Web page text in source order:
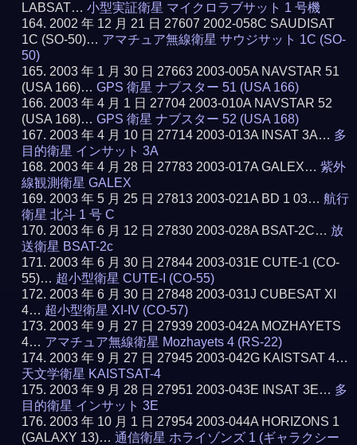
LABSAT…小型実証衛星 マイクロラブサット 1 号機
2002 年 12 月 21 日 27607 2002-058C SAUDISAT
1C (SO-50)… アマチュア無線衛星 サウジサット 1C (SO-
50)
2003 年 1 月 30 日 27663 2003-005A NAVSTAR 51
(USA 166)…GPS 衛星 ナブスター 51 (USA 166)
2003 年 4 月 1 日 27704 2003-010A NAVSTAR 52
(USA 168)…GPS 衛星 ナブスター 52 (USA 168)
2003 年 4 月 10 日 27714 2003-013A INSAT 3A… 多
目的衛星 インサット 3A
2003 年 4 月 28 日 27783 2003-017A GALEX…紫外
線観測衛星 GALEX
2003 年 5 月 25 日 27813 2003-021A BD 1 03…航行
衛星 北斗 1 号 C
2003 年 6 月 12 日 27830 2003-028A BSAT-2C… 放
送衛星 BSAT-2c
2003 年 6 月 30 日 27844 2003-031E CUTE-1 (CO-
55)… 超小型衛星 CUTE-I (CO-55)
2003 年 6 月 30 日 27848 2003-031J CUBESAT XI
4… 超小型衛星 XI-IV (CO-57)
2003 年 9 月 27 日 27939 2003-042A MOZHAYETS
4… アマチュア無線衛星 Mozhayets 4 (RS-22)
2003 年 9 月 27 日 27945 2003-042G KAISTSAT 4…
天文学衛星 KAISTSAT-4
2003 年 9 月 28 日 27951 2003-043E INSAT 3E… 多
目的衛星 インサット 3E
2003 年 10 月 1 日 27954 2003-044A HORIZONS 1
(GALAXY 13)…通信衛星 ホライゾンズ 1 (ギャラクシー